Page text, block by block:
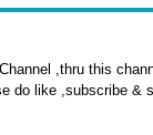
,thru this
do like ,subscribe &